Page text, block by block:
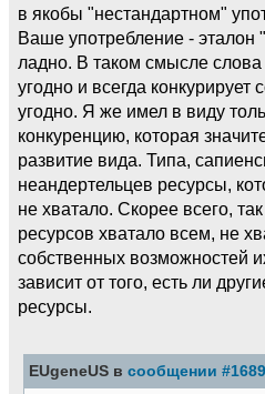
в якобы "нестандартном"
Ваше употребление - эталон
ладно. В таком смысле слова
угодно и всегда
угодно. Я же имел в виду
конкуренцию, которая
развитие вида. Типа,
неандертельцев ресурсы,
не хватало. Скорее всего,
ресурсов хватало всем, не
собственных возможностей
зависит от того, есть ли
ресурсы.
EUgeneUS в сообщении